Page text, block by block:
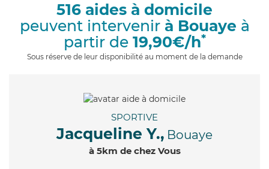
516 aides à domicile
peuvent intervenir à Bouaye à
partir de 19,90€/h*
Sous réserve de leur disponibilité au moment de la demande
SPORTIVE
Jacqueline Y., Bouaye
à 5km de chez Vous